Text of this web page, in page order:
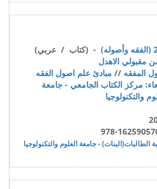
- (كتاب / عربي)
مقبولي الاهدل
المفقه // مبادئ علم اصول الفقه
مركز الكتاب الجامعي - جامعة
والتكنولوجيا
978-
الطالبات(البنات) - جامعة العلوم والتكنولوجيا